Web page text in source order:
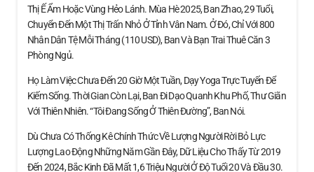
Thị Ế Ẩm Hoặc Vùng Hẻo Lánh. Mùa Hè 2025, Ban Zhao, 29 Tuổi,
Chuyển Đến Một Thị Trấn Nhỏ Ở Tỉnh Vân Nam. Ở Đó, Chỉ Với 800
Nhân Dân Tệ Mỗi Tháng (110 USD), Ban Và Bạn Trai Thuê Căn 3
Phòng Ngủ.
Họ Làm Việc Chưa Đến 20 Giờ Một Tuần, Dạy Yoga Trực Tuyến Để
Kiếm Sống. Thời Gian Còn Lại, Ban Đi Dạo Quanh Khu Phố, Thư Giãn
Với Thiên Nhiên. “Tôi Đang Sống Ở Thiên Đường”, Ban Nói.
Dù Chưa Có Thống Kê Chính Thức Về Lượng Người Rời Bỏ Lực
Lượng Lao Động Những Năm Gần Đây, Dữ Liệu Cho Thấy Từ 2019
Đến 2024, Bắc Kinh Đã Mất 1,6 Triệu Người Ở Độ Tuổi 20 Và Đầu 30.